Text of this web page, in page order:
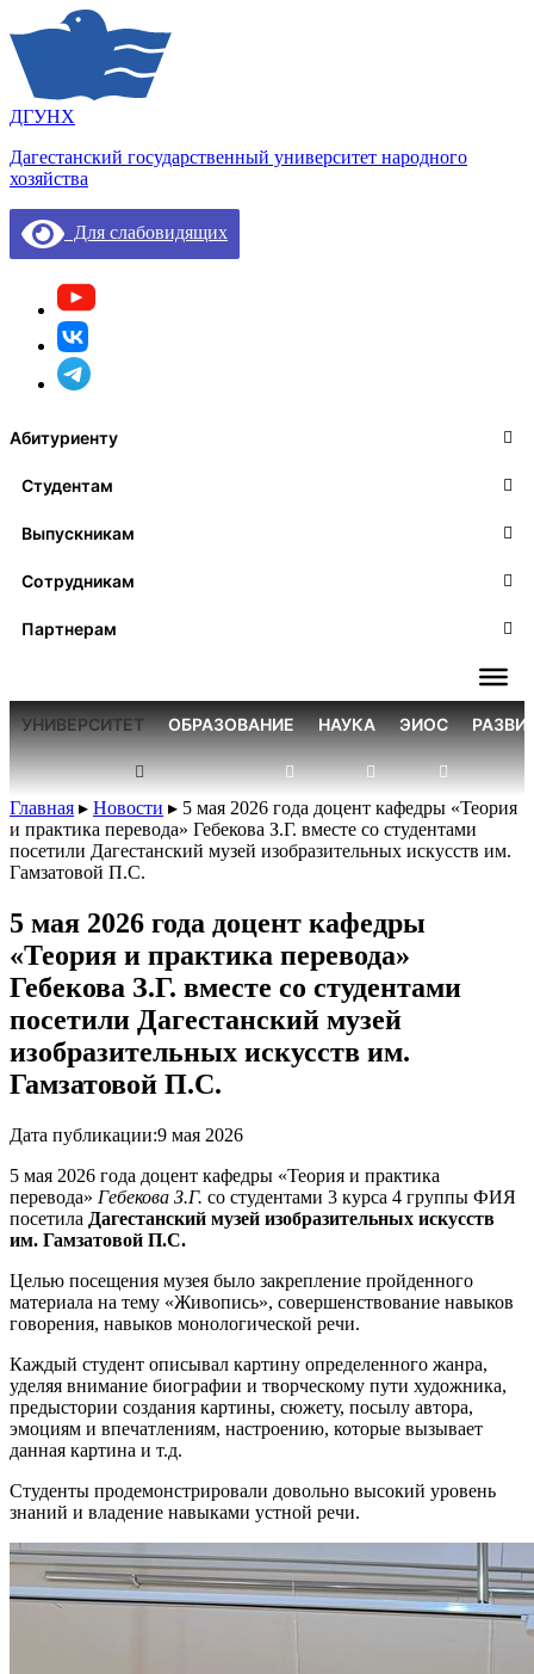
ДГУНХ
Дагестанский государственный университет народного
хозяйства
Для слабовидящих
Абитуриенту
Студентам
Выпускникам
Сотрудникам
Партнерам
УНИВЕРСИТЕТ ОБРАЗОВАНИЕ НАУКА ЭИОС
Главная ▸ Новости ▸ 5 мая 2026 года доцент кафедры «Теория
и практика перевода» Гебекова З.Г. вместе со студентами
посетили Дагестанский музей изобразительных искусств им.
Гамзатовой П.С.
5 мая 2026 года доцент кафедры
«Теория и практика перевода»
Гебекова З.Г. вместе со студентами
посетили Дагестанский музей
изобразительных искусств им.
Гамзатовой П.С.
Дата публикации:9 мая 2026
5 мая 2026 года доцент кафедры «Теория и практика
перевода» Гебекова З.Г. со студентами 3 курса 4 группы ФИЯ
посетила Дагестанский музей изобразительных искусств
им. Гамзатовой П.С.
Целью посещения музея было закрепление пройденного
материала на тему «Живопись», совершенствование навыков
говорения, навыков монологической речи.
Каждый студент описывал картину определенного жанра,
уделяя внимание биографии и творческому пути художника,
предыстории создания картины, сюжету, посылу автора,
эмоциям и впечатлениям, настроению, которые вызывает
данная картина и т.д.
Студенты продемонстрировали довольно высокий уровень
знаний и владение навыками устной речи.